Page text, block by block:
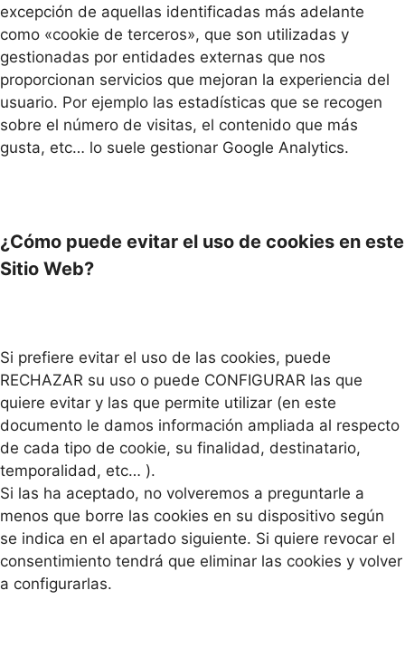
excepción de aquellas identificadas más adelante
como «cookie de terceros», que son utilizadas y
gestionadas por entidades externas que nos
proporcionan servicios que mejoran la experiencia del
usuario. Por ejemplo las estadísticas que se recogen
sobre el número de visitas, el contenido que más
gusta, etc… lo suele gestionar Google Analytics.
¿Cómo puede evitar el uso de cookies en este
Sitio Web?
Si prefiere evitar el uso de las cookies, puede
RECHAZAR su uso o puede CONFIGURAR las que
quiere evitar y las que permite utilizar (en este
documento le damos información ampliada al respecto
de cada tipo de cookie, su finalidad, destinatario,
temporalidad, etc… ).
Si las ha aceptado, no volveremos a preguntarle a
menos que borre las cookies en su dispositivo según
se indica en el apartado siguiente. Si quiere revocar el
consentimiento tendrá que eliminar las cookies y volver
a configurarlas.